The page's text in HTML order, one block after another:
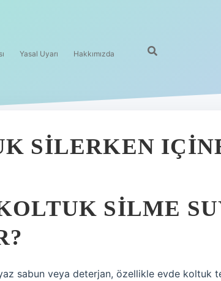
Yasal Uyarı Hakkımızda
SILERKEN
SILME
sabun veya deterjan, özellikle evde koltuk